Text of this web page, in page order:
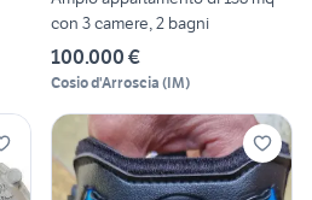
con 3 camere, 2 bagni
100.000 €
Cosio d'Arroscia (IM)